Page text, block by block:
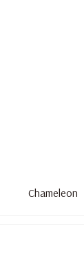
Chameleon